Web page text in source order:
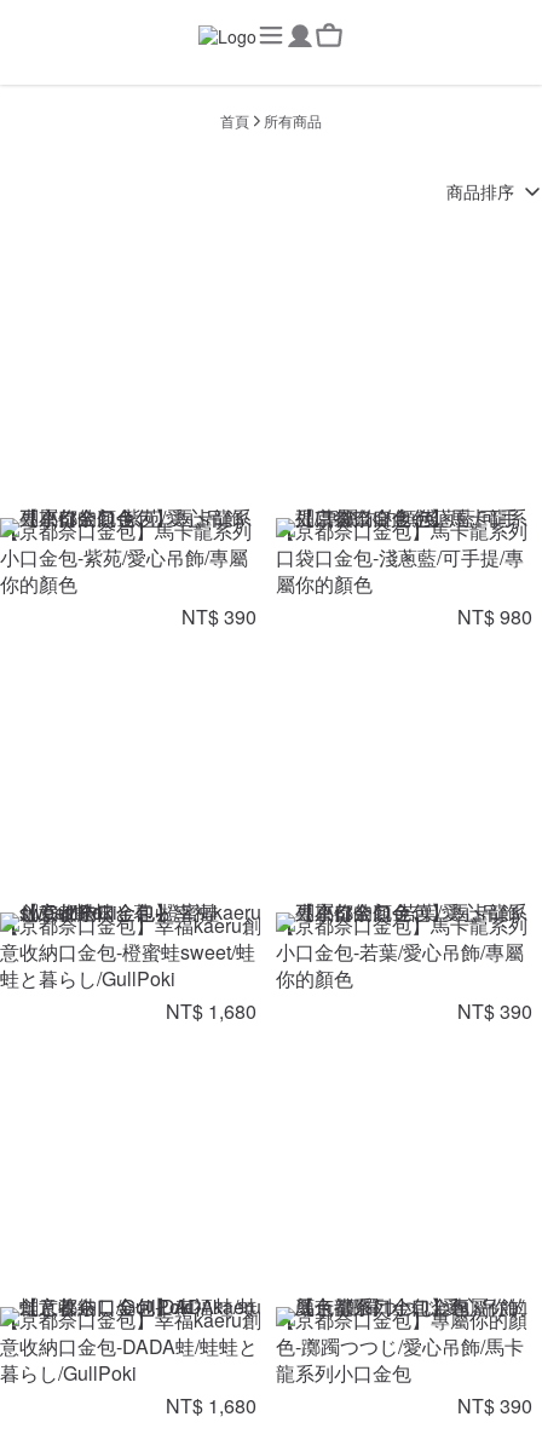
首頁 所有商品
商品排序
【京都奈口金包】馬卡龍系列
小口金包-紫苑/愛心吊飾/專屬
你的顏色
NT$ 390
【京都奈口金包】馬卡龍系列
口袋口金包-淺蔥藍/可手提/專
屬你的顏色
NT$ 980
【京都奈口金包】幸福kaeru創
意收納口金包-橙蜜蛙sweet/蛙
蛙と暮らし/GullPoki
NT$ 1,680
【京都奈口金包】馬卡龍系列
小口金包-若葉/愛心吊飾/專屬
你的顏色
NT$ 390
【京都奈口金包】幸福kaeru創
意收納口金包-DADA蛙/蛙蛙と
暮らし/GullPoki
NT$ 1,680
【京都奈口金包】專屬你的顏
色-躑躅つつじ/愛心吊飾/馬卡
龍系列小口金包
NT$ 390